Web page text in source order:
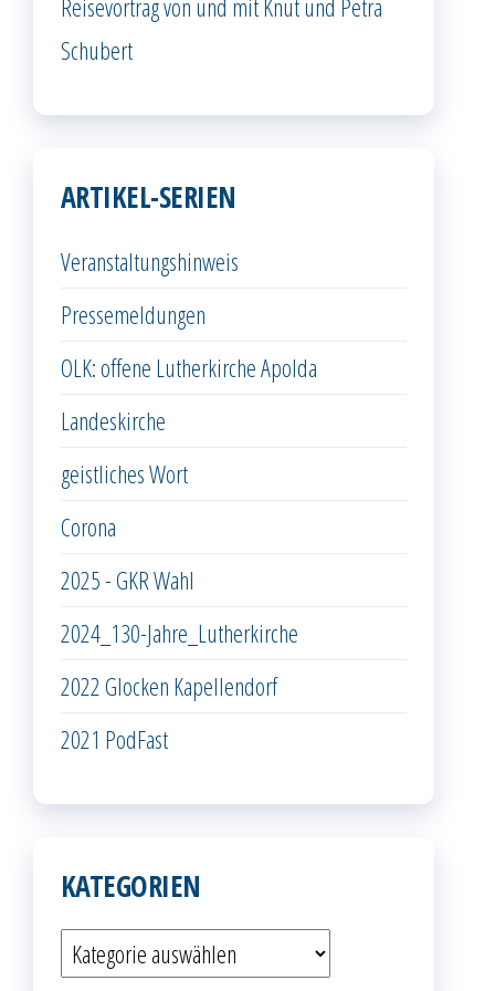
Schubert
ARTIKEL-SERIEN
Veranstaltungshinweis
Pressemeldungen
OLK: offene Lutherkirche Apolda
Landeskirche
geistliches Wort
Corona
2025 - GKR Wahl
2024_130-Jahre_Lutherkirche
2022 Glocken Kapellendorf
2021 PodFast
KATEGORIEN
Kategorien